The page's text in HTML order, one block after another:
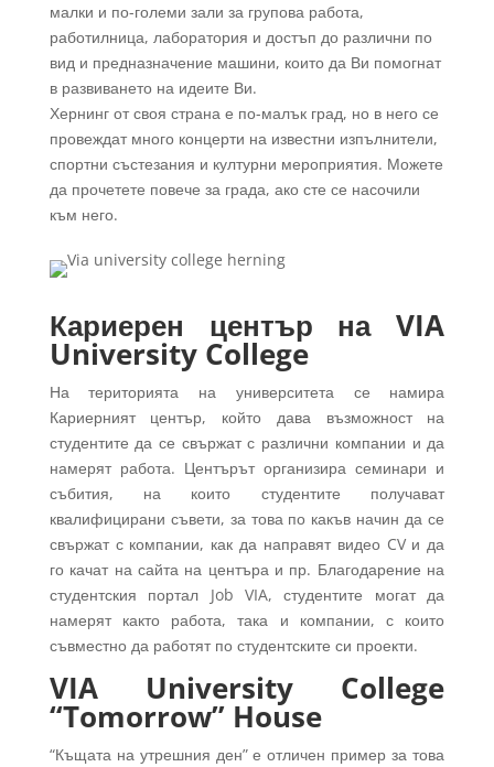
малки и по-големи зали за групова работа,
работилница, лаборатория и достъп до различни по
вид и предназначение машини, които да Ви помогнат
в развиването на идеите Ви.
Хернинг от своя страна е по-малък град, но в него се
провеждат много концерти на известни изпълнители,
спортни състезания и културни мероприятия. Можете
да прочетете повече за града, ако сте се насочили
към него.
Кариерен център на VIA
University College
На територията на университета се намира
Кариерният център, който дава възможност на
студентите да се свържат с различни компании и да
намерят работа. Центърът организира семинари и
събития, на които студентите получават
квалифицирани съвети, за това по какъв начин да се
свържат с компании, как да направят видео CV и да
го качат на сайта на центъра и пр. Благодарение на
студентския портал Job VIA, студентите могат да
намерят както работа, така и компании, с които
съвместно да работят по студентските си проекти.
VIA University College
“Tomorrow” House
“Къщата на утрешния ден” е отличен пример за това